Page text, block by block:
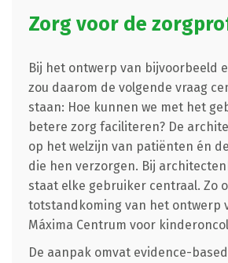
Zorg voor de
Bij het ontwerp van bijvoorbeeld
zou daarom de volgende vraag
staan: Hoe kunnen we met het
betere zorg faciliteren? De
op het welzijn van patiënten én
die hen verzorgen. Bij
staat elke gebruiker centraal. Zo
totstandkoming van het ontwerp
Máxima Centrum voor
De aanpak omvat evidence-